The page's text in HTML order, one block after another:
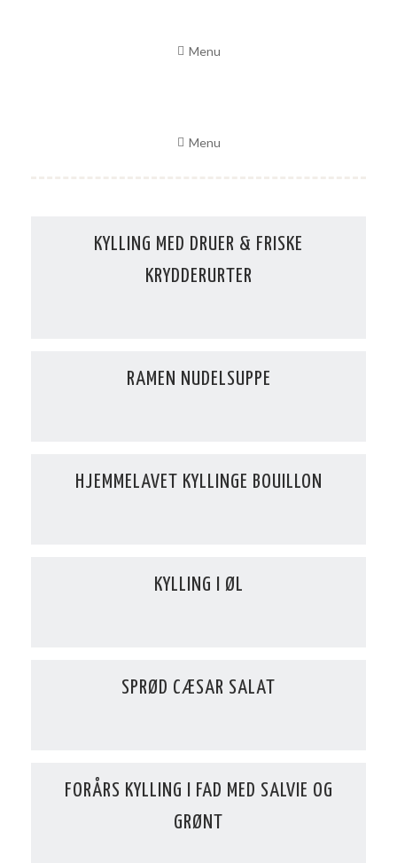
Menu
Menu
KYLLING MED DRUER & FRISKE
KRYDDERURTER
RAMEN NUDELSUPPE
HJEMMELAVET KYLLINGE BOUILLON
KYLLING I ØL
SPRØD CÆSAR SALAT
FORÅRS KYLLING I FAD MED SALVIE OG
GRØNT